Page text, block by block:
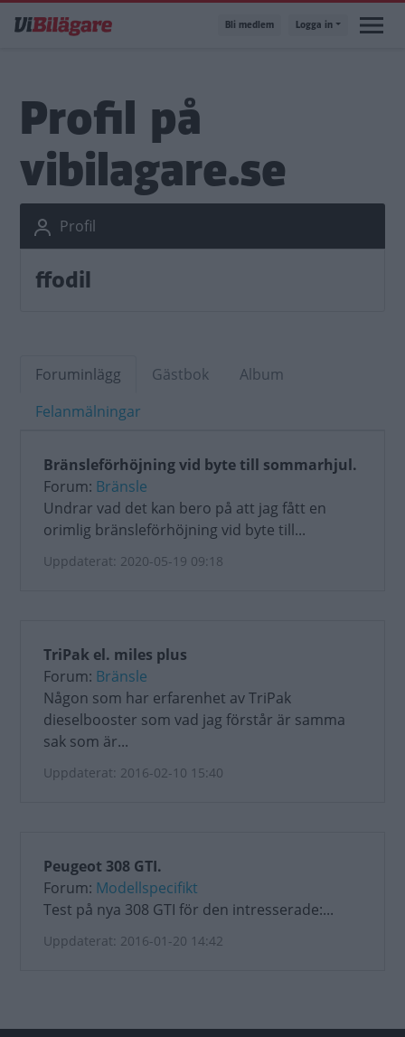
till
Bli medlem Logga in
Profil på
vibilagare.se
Profil
ffodil
Foruminlägg Gästbok
Album
Felanmälningar
Bränsleförhöjning vid byte till sommarhjul.
Forum: Bränsle
Undrar vad det kan bero på att jag fått en
orimlig bränsleförhöjning vid byte till...
Uppdaterat: 2020-05-19 09:18
TriPak el. miles plus
Forum: Bränsle
Någon som har erfarenhet av TriPak
dieselbooster som vad jag förstår är samma
sak som är...
Uppdaterat: 2016-02-10 15:40
Peugeot 308 GTI.
Forum: Modellspecifikt
Test på nya 308 GTI för den intresserade:...
Uppdaterat: 2016-01-20 14:42